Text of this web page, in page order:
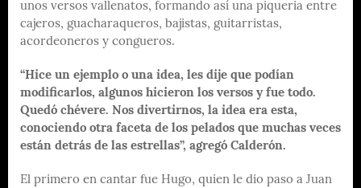
unos versos vallenatos, formando así una piqueria entre
cajeros, guacharaqueros, bajistas, guitarristas,
acordeoneros y congueros.
“Hice un ejemplo o una idea, les dije que podían
modificarlos, algunos hicieron los versos y fue todo.
Quedó chévere. Nos divertirnos, la idea era esta,
conociendo otra faceta de los pelados que muchas veces
están detrás de las estrellas”, agregó Calderón.
El primero en cantar fue Hugo, quien le dio paso a Juan